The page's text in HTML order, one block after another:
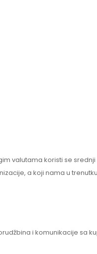
valutama koristi se
a koji nama u
i komunikacije sa